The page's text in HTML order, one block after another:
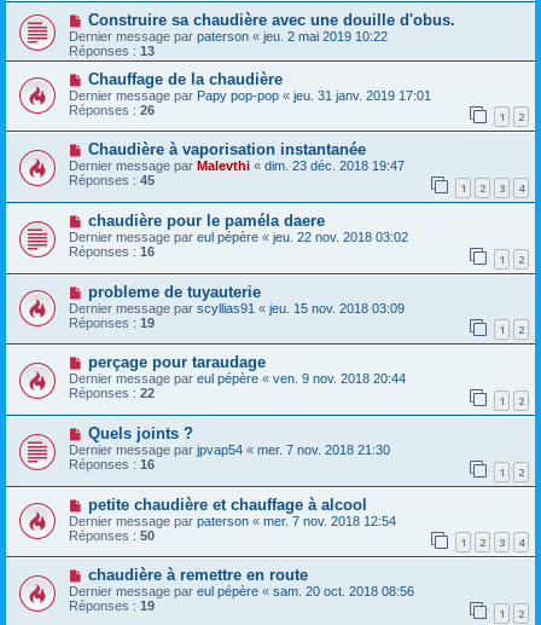
Construire sa chaudière avec une douille d'obus.
Dernier message par paterson « jeu. 2 mai 2019 10:22
Réponses : 13
Chauffage de la chaudière
Dernier message par Papy pop-pop « jeu. 31 janv. 2019 17:01
Réponses : 26 1 2
Chaudière à vaporisation instantanée
Dernier message par Malevthi « dim. 23 déc. 2018 19:47
Réponses : 45 1 2 3 4
chaudière pour le paméla daere
Dernier message par eul pépère « jeu. 22 nov. 2018 03:02
Réponses : 16 1 2
probleme de tuyauterie
Dernier message par scyllias91 « jeu. 15 nov. 2018 03:09
Réponses : 19 1 2
perçage pour taraudage
Dernier message par eul pépère « ven. 9 nov. 2018 20:44
Réponses : 22 1 2
Quels joints ?
Dernier message par jpvap54 « mer. 7 nov. 2018 21:30
Réponses : 16 1 2
petite chaudière et chauffage à alcool
Dernier message par paterson « mer. 7 nov. 2018 12:54
Réponses : 50 1 2 3 4
chaudière à remettre en route
Dernier message par eul pépère « sam. 20 oct. 2018 08:56
Réponses : 19 1 2